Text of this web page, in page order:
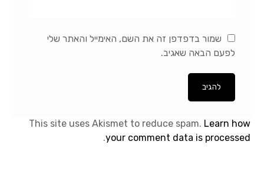
שמור בדפדפן זה את השם, האימייל והאתר שלי
לפעם הבאה שאגיב.
This site uses Akismet to reduce spam. Learn how
your comment data is processed
.